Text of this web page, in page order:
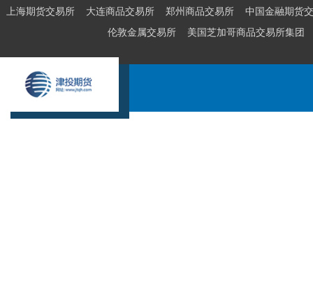
上海期货交易所 大连商品交易所 郑州商品交易所
中国金融期货
伦敦金属交易所
美国芝加哥商品交易所集团